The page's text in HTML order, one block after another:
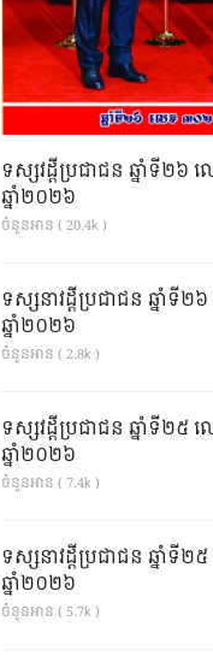
ទស្សវដ្តីប្រជាជន ឆ្នាំទី២៦
ឆ្នាំ២០២៦
ចំនួនអាន ( 20.4k )
ទស្សនាវដ្ដីប្រជាជន ឆ្នាំទី
ឆ្នាំ២០២៦
ចំនួនអាន ( 2.8k )
ទស្សវដ្តីប្រជាជន ឆ្នាំទី២
ឆ្នាំ២០២៦
ចំនួនអាន ( 7.4k )
ទស្សនាវដ្ដីប្រជាជន ឆ្នាំទី
ឆ្នាំ២០២៦
ចំនួនអាន ( 5.7k )